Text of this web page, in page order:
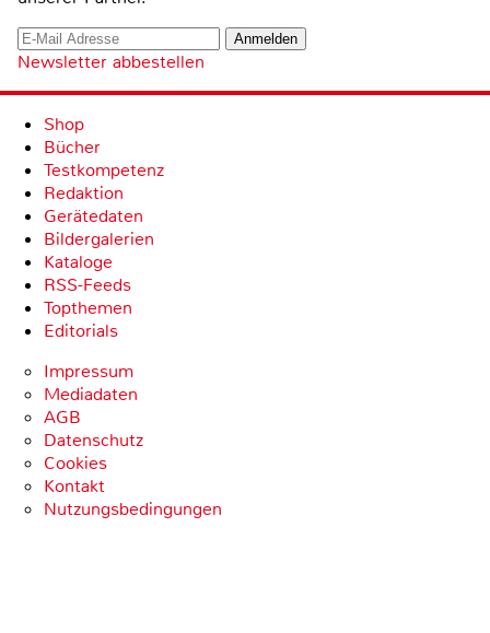
Newsletter abbestellen
Shop
Bücher
Testkompetenz
Redaktion
Gerätedaten
Bildergalerien
Kataloge
RSS-Feeds
Topthemen
Editorials
Impressum
Mediadaten
AGB
Datenschutz
Cookies
Kontakt
Nutzungsbedingungen